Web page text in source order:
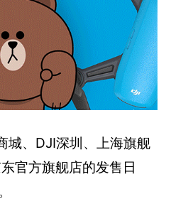
城、DJI深圳、上海旗舰
官方旗舰店的发售日